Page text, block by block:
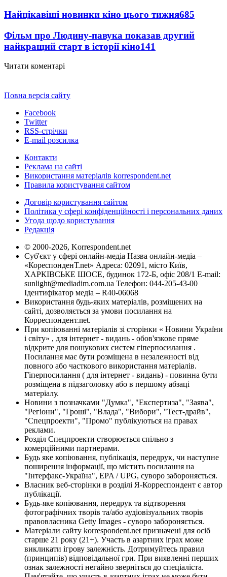
Найцікавіші новинки кіно цього тижня685
Фільм про Людину-павука показав другий
найкращий старт в історії кіно141
Читати коментарі
Повна версія сайту
Facebook
Twitter
RSS-стрічки
E-mail розсилка
Контакти
Реклама на сайті
Використання матеріалів korrespondent.net
Правила користування сайтом
Договір користування сайтом
Політика у сфері конфіденційності і персональних даних
Угода щодо користування
Редакція
© 2000-2026, Korrespondent.net
Суб'єкт у сфері онлайн-медіа Назва онлайн-медіа –
«КореспонденТ.net» Адреса: 02091, місто Київ,
ХАРКІВСЬКЕ ШОСЕ, будинок 172-Б, офіс 208/1 E-mail:
sunlight@mediadim.com.ua Телефон: 044-205-43-00
Ідентифікатор медіа – R40-06068
Використання будь-яких матеріалів, розміщених на
сайті, дозволяється за умови посилання на
Корреспондент.net.
При копіюванні матеріалів зі сторінки « Новини України
і світу» , для інтернет - видань - обов'язкове пряме
відкрите для пошукових систем гіперпосилання .
Посилання має бути розміщена в незалежності від
повного або часткового використання матеріалів.
Гіперпосилання ( для інтернет - видань) - повинна бути
розміщена в підзаголовку або в першому абзаці
матеріалу.
Новини з позначками "Думка", "Експертиза", "Заява",
"Регіони", "Гроші", "Влада", "Вибори", "Тест-драйв",
"Спецпроекти", "Промо" публікуються на правах
реклами.
Розділ Спецпроекти створюється спільно з
комерційними партнерами.
Будь яке копіювання, публікація, передрук, чи наступне
поширення інформації, що містить посилання на
"Інтерфакс-Україна", EPA / UPG, суворо забороняється.
Власник веб-сторінки в розділі Я-Корреспондент є автор
публікації.
Будь-яке копіювання, передрук та відтворення
фотографічних творів та/або аудіовізуальних творів
правовласника Getty Images - суворо забороняється.
Матеріали сайту korrespondent.net призначені для осіб
старше 21 року (21+). Участь в азартних іграх може
викликати ігрову залежність. Дотримуйтесь правил
(принципів) відповідальної гри. При виявленні перших
ознак залежності негайно зверніться до спеціаліста.